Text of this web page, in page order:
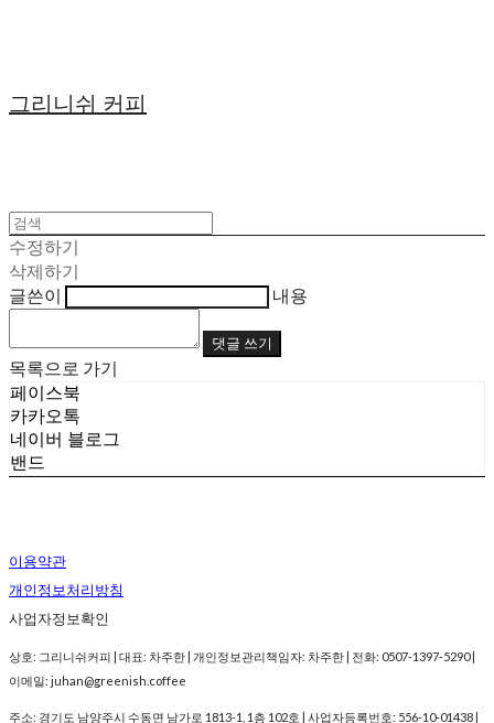
그리니쉬 커피
수정하기
삭제하기
글쓴이
내용
댓글 쓰기
목록으로 가기
페이스북
카카오톡
네이버 블로그
밴드
이용약관
개인정보처리방침
사업자정보확인
상호: 그리니쉬커피 | 대표: 차주한 | 개인정보관리책임자: 차주한 | 전화: 0507-1397-5290 |
이메일: juhan@greenish.coffee
주소: 경기도 남양주시 수동면 남가로 1813-1, 1층 102호 | 사업자등록번호: 556-10-01438 |